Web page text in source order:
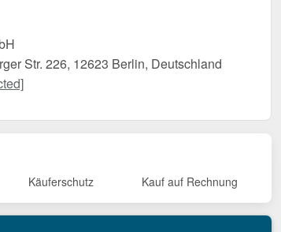
Str. 226, 12623 Berlin, Deutschland
Käuferschutz Kauf auf Rechnung